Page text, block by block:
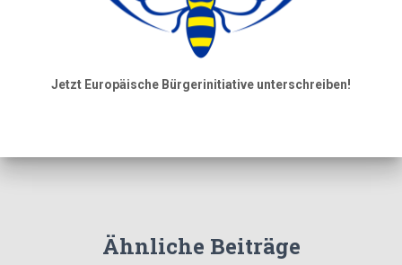
Jetzt Europäische Bürgerinitiative unterschreiben!
Ähnliche Beiträge